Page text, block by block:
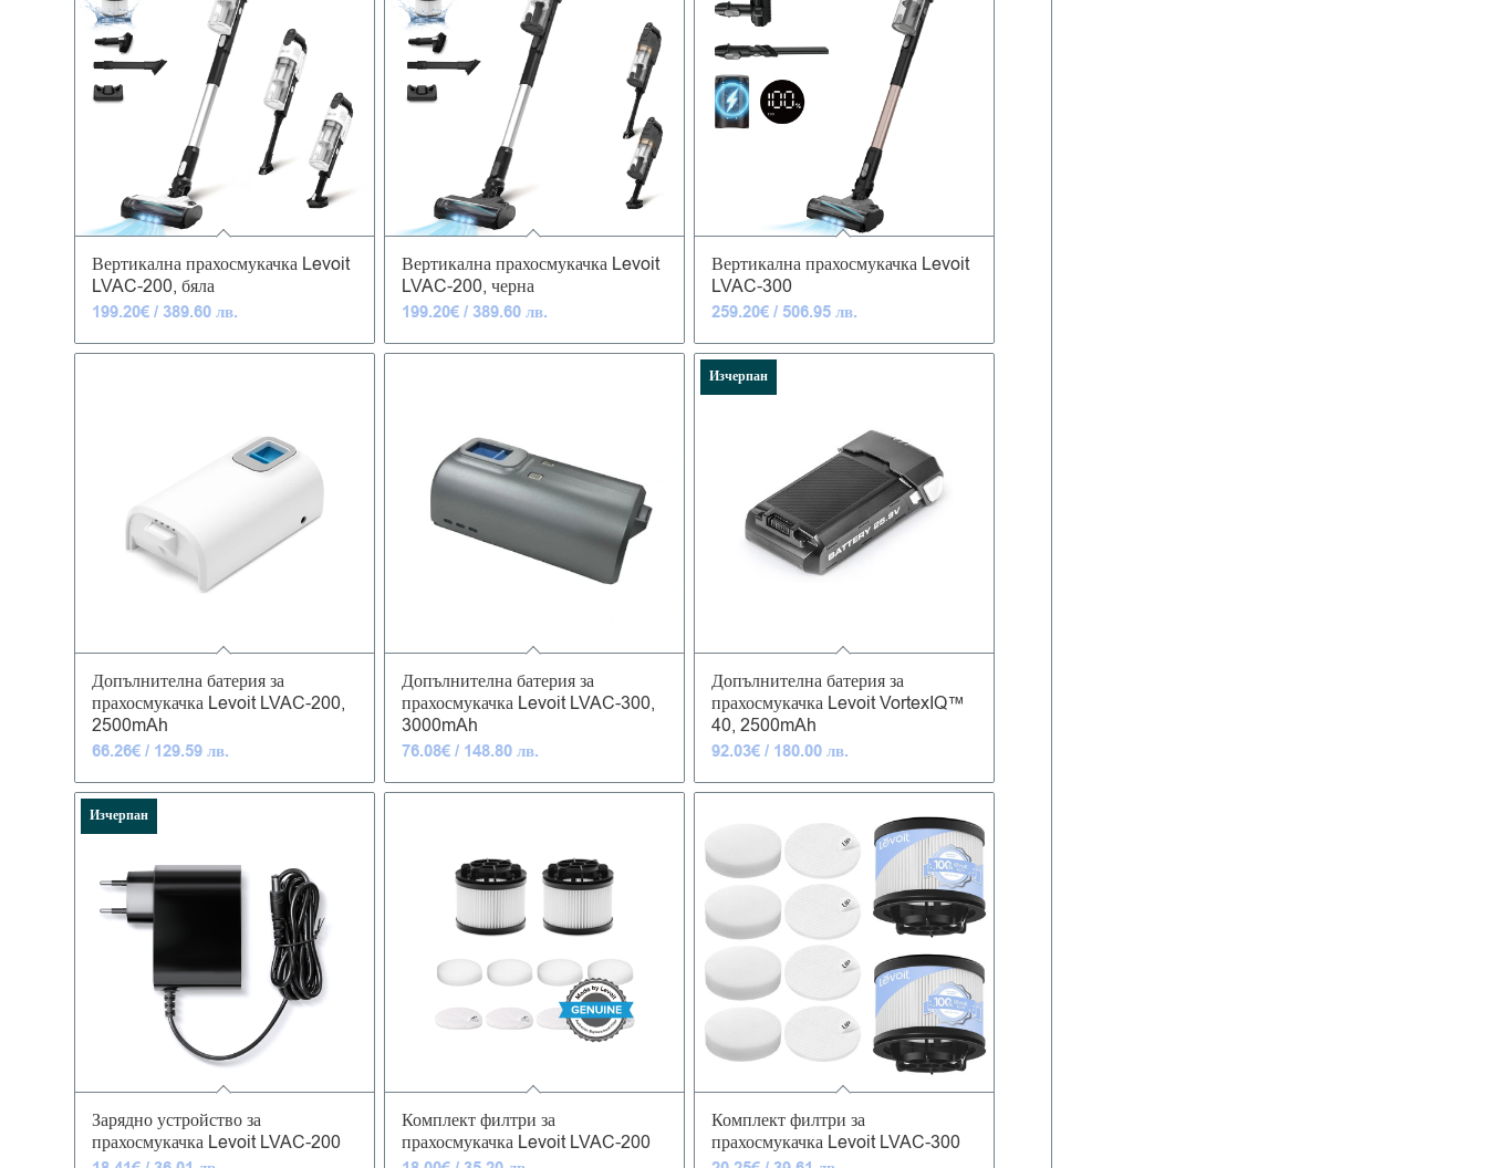
Вертикална прахосмукачка Levoit
LVAC-200, бяла
199.20€/ 389.60 лв.
Вертикална прахосмукачка Levoit
LVAC-200, черна
199.20€/ 389.60 лв.
Вертикална прахосмукачка Levoit
LVAC-300
259.20€/ 506.95 лв.
Допълнителна батерия за
прахосмукачка Levoit LVAC-200,
2500mAh
66.26€/ 129.59 лв.
Допълнителна батерия за
прахосмукачка Levoit LVAC-300,
3000mAh
76.08€/ 148.80 лв.
Изчерпан
Допълнителна батерия за
прахосмукачка Levoit VortexIQ™
40, 2500mAh
92.03€/ 180.00 лв.
Изчерпан
Зарядно устройство за
прахосмукачка Levoit LVAC-200
Комплект филтри за
прахосмукачка Levoit LVAC-200
Комплект филтри за
прахосмукачка Levoit LVAC-300